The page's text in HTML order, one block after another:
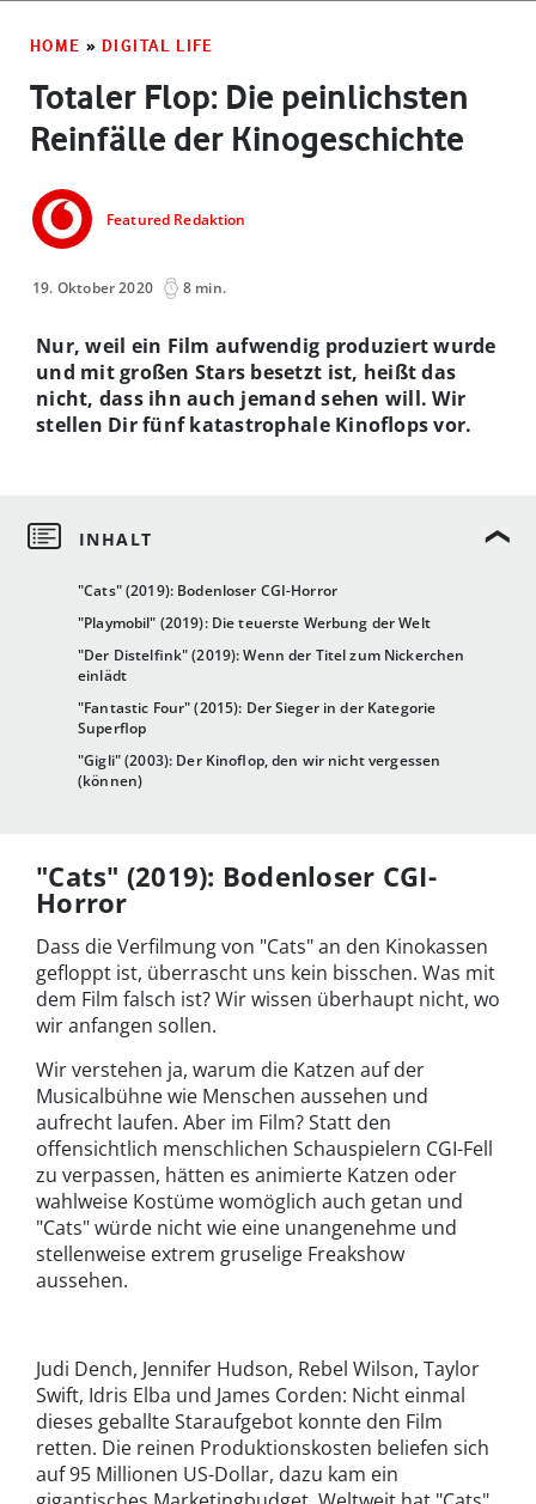
HOME » DIGITAL LIFE
Totaler Flop: Die peinlichsten
Reinfälle der Kinogeschichte
Featured Redaktion
19. Oktober 2020 8 min.
"Cats" (2019): Bodenloser CGI-Horror
"Playmobil" (2019): Die teuerste Werbung der Welt
"Der Distelfink" (2019): Wenn der Titel zum Nickerchen
einlädt
"Fantastic Four" (2015): Der Sieger in der Kategorie
Superflop
"Gigli" (2003): Der Kinoflop, den wir nicht vergessen
(können)
Nur, weil ein Film aufwendig produziert wurde
und mit großen Stars besetzt ist, heißt das
nicht, dass ihn auch jemand sehen will. Wir
stellen Dir fünf katastrophale Kinoflops vor.
"Cats" (2019): Bodenloser CGI-
Horror
Dass die Verfilmung von "Cats" an den Kinokassen
gefloppt ist, überrascht uns kein bisschen. Was mit
dem Film falsch ist? Wir wissen überhaupt nicht, wo
wir anfangen sollen.
Wir verstehen ja, warum die Katzen auf der
Musicalbühne wie Menschen aussehen und
aufrecht laufen. Aber im Film? Statt den
offensichtlich menschlichen Schauspielern CGI-Fell
zu verpassen, hätten es animierte Katzen oder
wahlweise Kostüme womöglich auch getan und
"Cats" würde nicht wie eine unangenehme und
stellenweise extrem gruselige Freakshow
aussehen.
Judi Dench, Jennifer Hudson, Rebel Wilson, Taylor
Swift, Idris Elba und James Corden: Nicht einmal
dieses geballte Staraufgebot konnte den Film
retten. Die reinen Produktionskosten beliefen sich
auf 95 Millionen US-Dollar, dazu kam ein